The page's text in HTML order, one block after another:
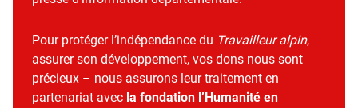
Pour protéger l’indépendance du Travailleur alpin,
assurer son développement, vos dons nous sont
précieux – nous assurons leur traitement en
partenariat avec la fondation l’Humanité en